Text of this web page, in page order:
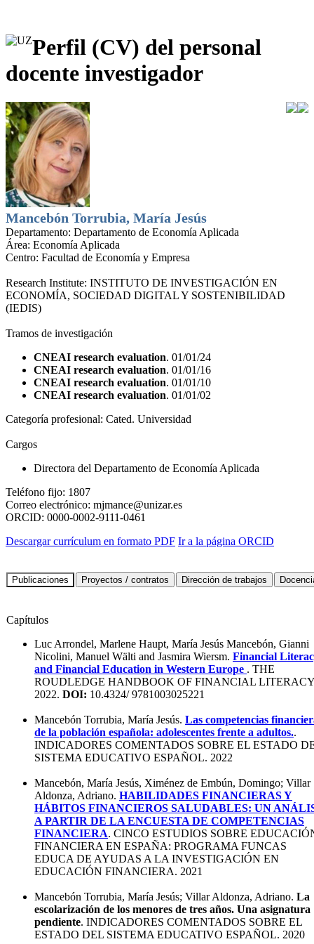
Perfil (CV) del personal
docente investigador
Mancebón Torrubia, María Jesús
Departamento: Departamento de Economía Aplicada
Área: Economía Aplicada
Centro: Facultad de Economía y Empresa
Research Institute: INSTITUTO DE INVESTIGACIÓN EN
ECONOMÍA, SOCIEDAD DIGITAL Y SOSTENIBILIDAD
(IEDIS)
Tramos de investigación
CNEAI research evaluation. 01/01/24
CNEAI research evaluation. 01/01/16
CNEAI research evaluation. 01/01/10
CNEAI research evaluation. 01/01/02
Categoría profesional: Cated. Universidad
Cargos
Directora del Departamento de Economía Aplicada
Teléfono fijo: 1807
Correo electrónico: mjmance@unizar.es
ORCID: 0000-0002-9111-0461
Descargar currículum en formato PDF Ir a la página ORCID
Capítulos
Luc Arrondel, Marlene Haupt, María Jesús Mancebón, Gianni
Nicolini, Manuel Wälti and Jasmira Wiersm. Financial
and Financial Education in Western Europe . THE
ROUDLEDGE HANDBOOK OF FINANCIAL
2022. DOI: 10.4324/ 9781003025221
Mancebón Torrubia, María Jesús. Las competencias
de la población española: adolescentes frente a adultos..
INDICADORES COMENTADOS SOBRE EL ESTADO
SISTEMA EDUCATIVO ESPAÑOL. 2022
Mancebón, María Jesús, Ximénez de Embún, Domingo; Villar
Aldonza, Adriano. HABILIDADES FINANCIERAS Y
HÁBITOS FINANCIEROS SALUDABLES: UN
A PARTIR DE LA ENCUESTA DE COMPETENCIAS
FINANCIERA. CINCO ESTUDIOS SOBRE
FINANCIERA EN ESPAÑA: PROGRAMA FUNCAS
EDUCA DE AYUDAS A LA INVESTIGACIÓN EN
EDUCACIÓN FINANCIERA. 2021
Mancebón Torrubia, María Jesús; Villar Aldonza, Adriano. La
escolarización de los menores de tres años. Una asignatura
pendiente. INDICADORES COMENTADOS SOBRE EL
ESTADO DEL SISTEMA EDUCATIVO ESPAÑOL. 2020